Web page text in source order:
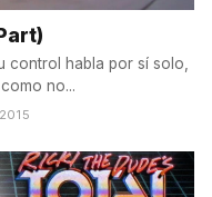
control habla por sí solo,
no...